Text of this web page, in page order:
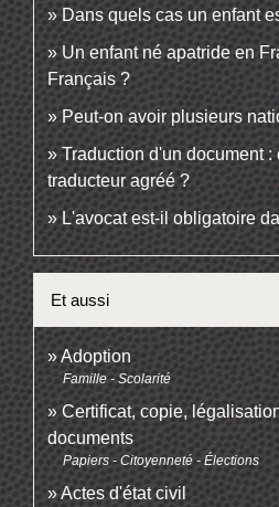
Dans quels cas un enfant
Un enfant né apatride en
Français ?
Peut-on avoir plusieurs
Traduction d'un document :
traducteur agréé ?
L'avocat est-il obligatoire
Et aussi
Adoption
Famille - Scolarité
Certificat, copie,
documents
Papiers - Citoyenneté - Élections
Actes d'état civil